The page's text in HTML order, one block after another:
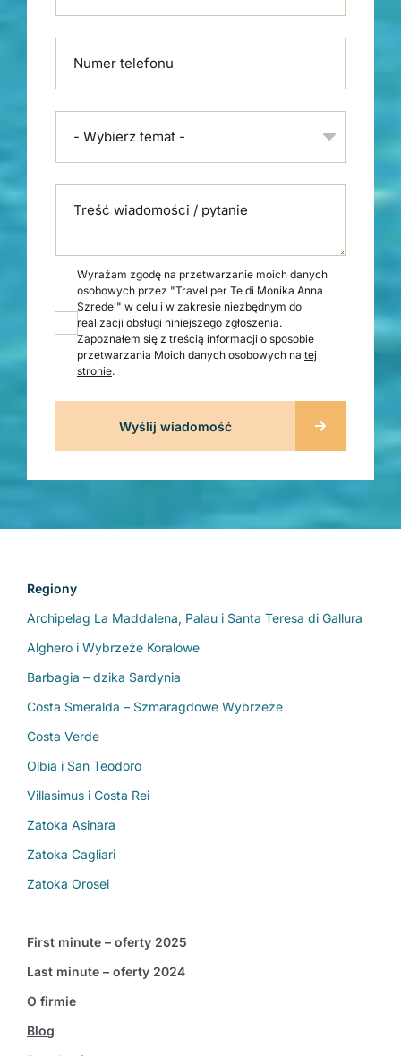
Numer telefonu
- Wybierz temat -
Treść wiadomości / pytanie
Wyrażam zgodę na przetwarzanie moich danych
osobowych przez "Travel per Te di Monika Anna
Szredel" w celu i w zakresie niezbędnym do
realizacji obsługi niniejszego zgłoszenia.
Zapoznałem się z treścią informacji o sposobie
przetwarzania Moich danych osobowych na tej
stronie.
Regiony
Archipelag La Maddalena, Palau i Santa Teresa di Gallura
Alghero i Wybrzeże Koralowe
Barbagia – dzika Sardynia
Costa Smeralda – Szmaragdowe Wybrzeże
Costa Verde
Olbia i San Teodoro
Villasimus i Costa Rei
Zatoka Asinara
Zatoka Cagliari
Zatoka Orosei
First minute – oferty 2025
Last minute – oferty 2024
O firmie
Blog